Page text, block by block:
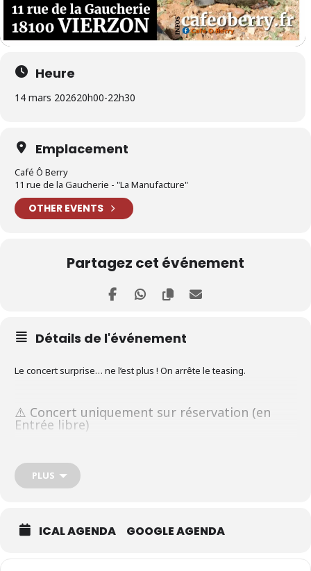
Heure
14 mars 202620h00-22h30
Emplacement
Café Ô Berry
11 rue de la Gaucherie - "La Manufacture"
OTHER EVENTS
Partagez cet événement
Détails de l'événement
Le concert surprise… ne l’est plus ! On arrête le teasing.
⚠️ Concert uniquement sur réservation (en
Entrée libre)
Pas de réservation = pas d’entrée.
PLUS
ICAL AGENDA GOOGLE AGENDA